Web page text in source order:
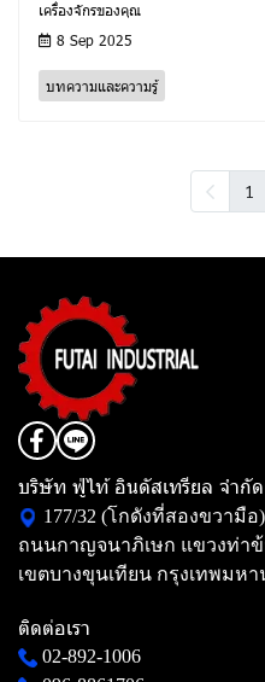
เครื่องจักรของคุณ
8 Sep 2025
บทความและความรู้
1
บริษัท ฟู่ไท้ อินดัสเทรียล จำกัด
177/32 (โกดังที่สองขวามือ)
ถนนกาญจนาภิเษก แขวงท่า
เขตบางขุนเทียน กรุงเทพมหา
ติดต่อเรา
02-892-1006